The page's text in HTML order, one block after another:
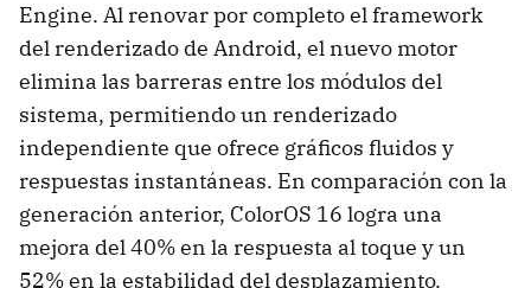
Engine. Al renovar por completo el framework
del renderizado de Android, el nuevo motor
elimina las barreras entre los módulos del
sistema, permitiendo un renderizado
independiente que ofrece gráficos fluidos y
respuestas instantáneas. En comparación con la
generación anterior, ColorOS 16 logra una
mejora del 40% en la respuesta al toque y un
52% en la estabilidad del desplazamiento.